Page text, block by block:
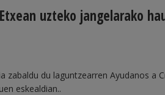
uzteko jangelarako
zabaldu du laguntzearren Ayudanos a
eskealdian..